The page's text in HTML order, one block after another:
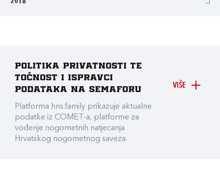
2018
VIŠE
Politika privatnosti te
točnost i ispravci
podataka na Semaforu
Platforma hns.family prikazuje aktualne
podatke iz COMET-a, platforme za
vođenje nogometnih natjecanja
Hrvatskog nogometnog saveza.